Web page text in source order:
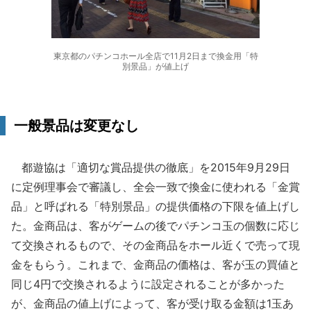
東京都のパチンコホール全店で11月2日まで換金用「特
別景品」が値上げ
一般景品は変更なし
都遊協は「適切な賞品提供の徹底」を2015年9月29日
に定例理事会で審議し、全会一致で換金に使われる「金賞
品」と呼ばれる「特別景品」の提供価格の下限を値上げし
た。金商品は、客がゲームの後でパチンコ玉の個数に応じ
て交換されるもので、その金商品をホール近くで売って現
金をもらう。これまで、金商品の価格は、客が玉の買値と
同じ4円で交換されるように設定されることが多かった
が、金商品の値上げによって、客が受け取る金額は1玉あ